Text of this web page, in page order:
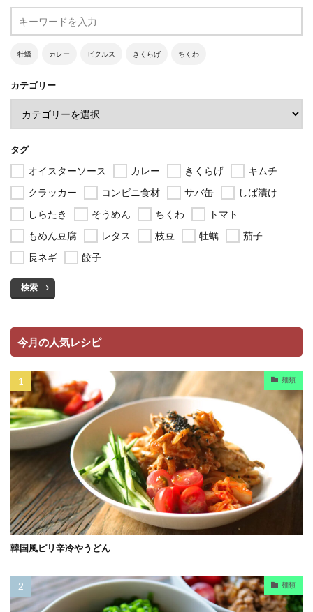
牡蠣 カレー ピクルス きくらげ ちくわ
カテゴリー
タグ
オイスターソース カレー きくらげ
キムチ
クラッカー
コンビニ食材 サバ缶
しば漬け
しらたき
そうめん ちくわ
トマト
もめん豆腐
レタス 枝豆 牡蠣
茄子
長ネギ
餃子
検索
今月の人気レシピ
麺類
韓国風ピリ辛冷やうどん
麺類